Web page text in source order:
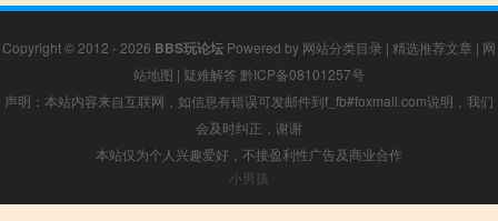
Copyright © 2012 - 2026 BBS玩论坛 Powered by 网站分类目录 | 精选推荐文章 | 网
站地图 | 疑难解答 黔ICP备08101257号
声明：本站内容来自互联网，如信息有错误可发邮件到f_fb#foxmail.com说明，我们
会及时纠正，谢谢
本站仅为个人兴趣爱好，不接盈利性广告及商业合作
小男孩